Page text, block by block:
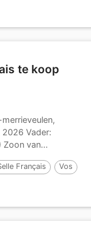
te koop
Vader:
Zoon van...
Français Vos